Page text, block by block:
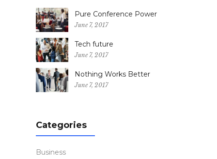
Pure Conference Power
June 7, 2017
Tech future
June 7, 2017
Nothing Works Better
June 7, 2017
Categories
Business